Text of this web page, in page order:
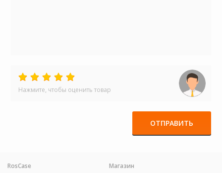
Нажмите, чтобы оценить товар
ОТПРАВИТЬ
RosCase Магазин